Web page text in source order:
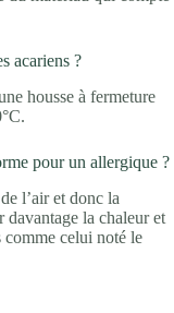
acariens ?
housse à fermeture
pour un allergique ?
l’air et donc la
la chaleur et
comme celui noté le